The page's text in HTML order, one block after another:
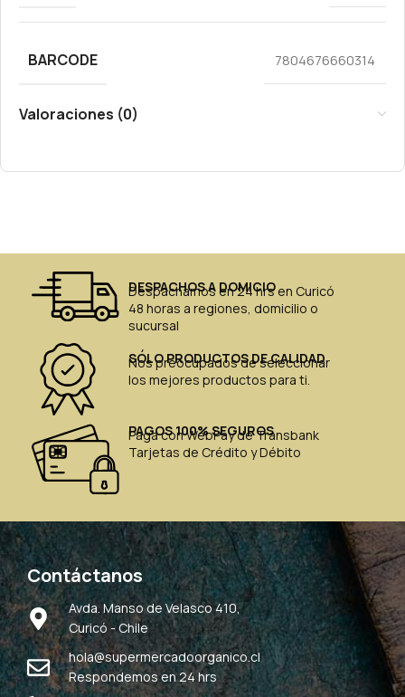
BARCODE 7804676660314
Valoraciones (0)
DESPACHOS A DOMICIO
Despachamos en 24 hrs en Curicó
48 horas a regiones, domicilio o
sucursal
SÓLO PRODUCTOS DE CALIDAD
Nos preocupados de seleccionar
los mejores productos para ti.
PAGOS 100% SEGUROS
Paga con WebPay de Transbank
Tarjetas de Crédito y Débito
Contáctanos
Avda. Manso de Velasco 410,
Curicó - Chile
hola@supermercadoorganico.cl
Respondemos en 24 hrs